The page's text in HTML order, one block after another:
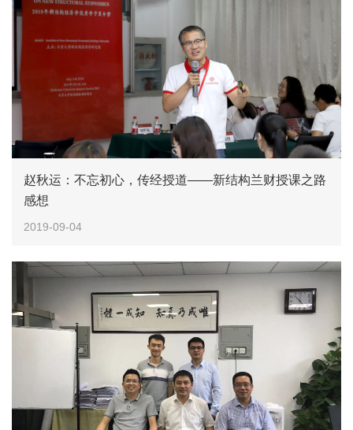
赵秋运：不忘初心，传经授道——新结构兰财授课之路
感想
2019-09-04